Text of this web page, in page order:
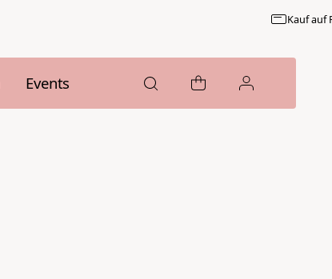
Kauf auf
Events